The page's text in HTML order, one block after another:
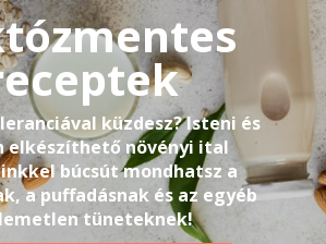
küzdesz? Isteni és
elkészíthető növényi ital
búcsút mondhatsz a
a puffadásnak és az egyéb
tüneteknek!